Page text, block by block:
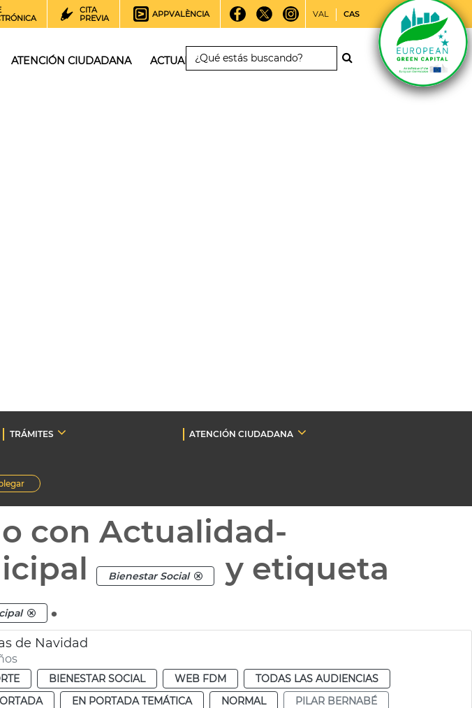
CITA
PREVIA
APPVALÈNCIA VAL CAS
ATENCIÓN CIUDADANA ACTUALIDAD
TRÁMITES
ATENCIÓN CIUDADANA
con Actualidad-
Bienestar Social y etiqueta
.
de Navidad
BIENESTAR SOCIAL WEB FDM
TODAS LAS AUDIENCIAS
EN PORTADA TEMÁTICA NORMAL
PILAR BERNABÉ